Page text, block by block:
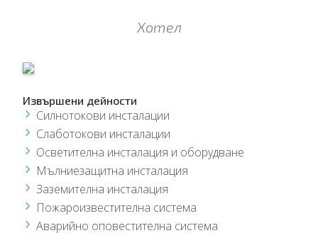
Хотел
Извършени дейности
Силнотокови инсталации
Слаботокови инсталации
Осветителна инсталация и оборудване
Мълниезащитна инсталация
Заземителна инсталация
Пожароизвестителна система
Аварийно оповестителна система